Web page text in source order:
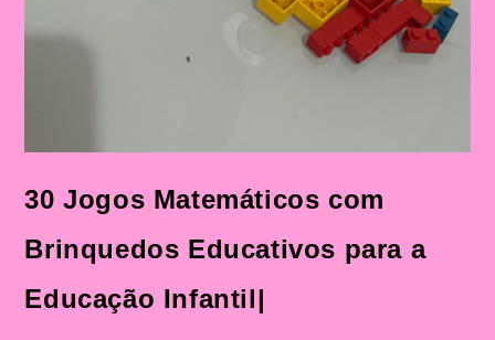
30 Jogos Matemáticos com
Brinquedos Educativos para a
Educação Infantil|